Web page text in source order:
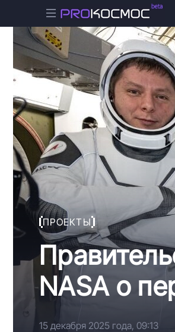
ПРОЕКТЫ
NASA о
15 декабря 2025 года, 09:13